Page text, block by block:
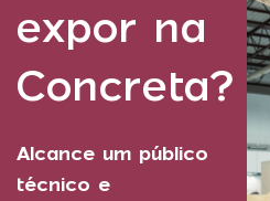
expor na
Concreta?
Alcance um público
técnico e